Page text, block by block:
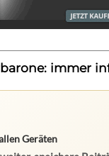
immer
Geräten